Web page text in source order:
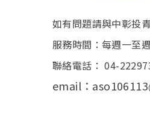
如有問題請與中彰投
服務時間：每週一至
聯絡電話： 04-
email：